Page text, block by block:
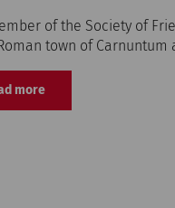
of the Society of
town of
more